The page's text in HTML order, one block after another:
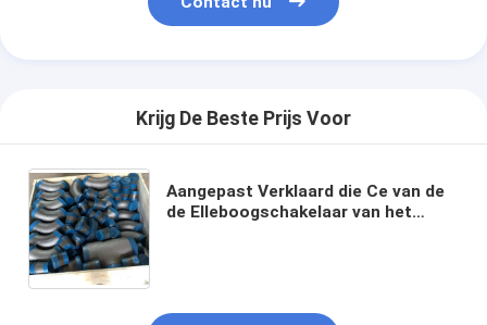
Krijg De Beste Prijs Voor
Aangepast Verklaard die Ce van de
de Elleboogschakelaar van het